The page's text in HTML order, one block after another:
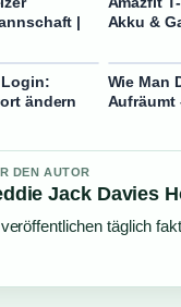
|
Akku &
Login:
ändern
Wie Man
Aufräumt
DEN AUTOR
Jack Davies
täglich